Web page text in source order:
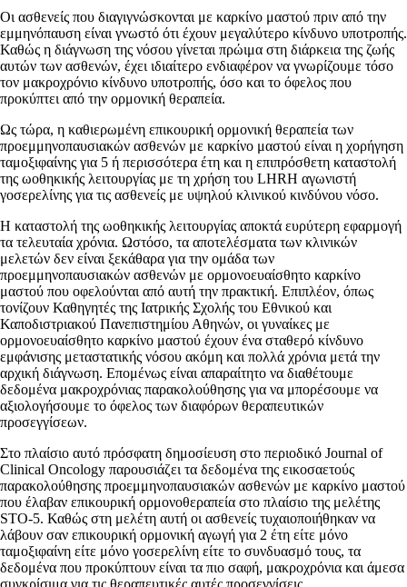
Οι ασθενείς που διαγιγνώσκονται με καρκίνο μαστού πριν από την
εμμηνόπαυση είναι γνωστό ότι έχουν μεγαλύτερο κίνδυνο υποτροπής.
Καθώς η διάγνωση της νόσου γίνεται πρώιμα στη διάρκεια της ζωής
αυτών των ασθενών, έχει ιδιαίτερο ενδιαφέρον να γνωρίζουμε τόσο
τον μακροχρόνιο κίνδυνο υποτροπής, όσο και το όφελος που
προκύπτει από την ορμονική θεραπεία.
Ως τώρα, η καθιερωμένη επικουρική ορμονική θεραπεία των
προεμμηνοπαυσιακών ασθενών με καρκίνο μαστού είναι η χορήγηση
ταμοξιφαίνης για 5 ή περισσότερα έτη και η επιπρόσθετη καταστολή
της ωοθηκικής λειτουργίας με τη χρήση του LHRH αγωνιστή
γοσερελίνης για τις ασθενείς με υψηλού κλινικού κινδύνου νόσο.
Η καταστολή της ωοθηκικής λειτουργίας αποκτά ευρύτερη εφαρμογή
τα τελευταία χρόνια. Ωστόσο, τα αποτελέσματα των κλινικών
μελετών δεν είναι ξεκάθαρα για την ομάδα των
προεμμηνοπαυσιακών ασθενών με ορμονοευαίσθητο καρκίνο
μαστού που οφελούνται από αυτή την πρακτική. Επιπλέον, όπως
τονίζουν Καθηγητές της Ιατρικής Σχολής του Εθνικού και
Καποδιστριακού Πανεπιστημίου Αθηνών, οι γυναίκες με
ορμονοευαίσθητο καρκίνο μαστού έχουν ένα σταθερό κίνδυνο
εμφάνισης μεταστατικής νόσου ακόμη και πολλά χρόνια μετά την
αρχική διάγνωση. Επομένως είναι απαραίτητο να διαθέτουμε
δεδομένα μακροχρόνιας παρακολούθησης για να μπορέσουμε να
αξιολογήσουμε το όφελος των διαφόρων θεραπευτικών
προσεγγίσεων.
Στο πλαίσιο αυτό πρόσφατη δημοσίευση στο περιοδικό Journal of
Clinical Oncology παρουσιάζει τα δεδομένα της εικοσαετούς
παρακολούθησης προεμμηνοπαυσιακών ασθενών με καρκίνο μαστού
που έλαβαν επικουρική ορμονοθεραπεία στο πλαίσιο της μελέτης
STO-5. Καθώς στη μελέτη αυτή οι ασθενείς τυχαιοποιήθηκαν να
λάβουν σαν επικουρική ορμονική αγωγή για 2 έτη είτε μόνο
ταμοξιφαίνη είτε μόνο γοσερελίνη είτε το συνδυασμό τους, τα
δεδομένα που προκύπτουν είναι τα πιο σαφή, μακροχρόνια και άμεσα
συγκρίσιμα για τις θεραπευτικές αυτές προσεγγίσεις.